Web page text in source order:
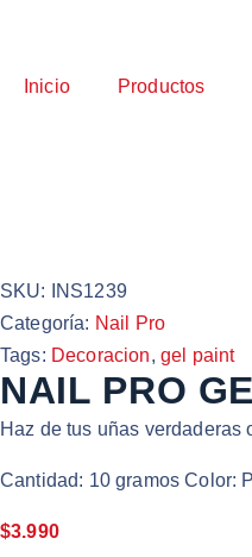
Inicio Productos
SKU:
INS1239
Categoría: Nail Pro
Tags: Decoracion, gel paint
NAIL PRO
Haz de tus uñas verdaderas
Cantidad: 10 gramos Color:
$3.990